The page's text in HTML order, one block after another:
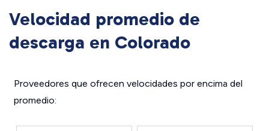
Velocidad promedio de
descarga en Colorado
Proveedores que ofrecen velocidades por encima del
promedio: